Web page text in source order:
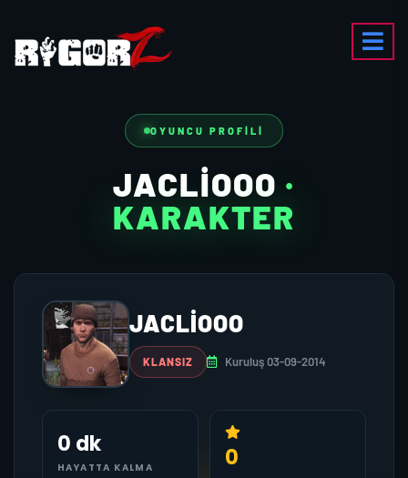
OYUNCU PROFILI
JACLİOOO ·
KARAKTER
JACLİOOO
KLANSIZ Kuruluş 03-09-2014
0 dk
HAYATTA KALMA 0